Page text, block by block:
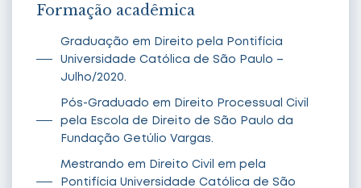
Formação acadêmica
Graduação em Direito pela Pontifícia
Universidade Católica de São Paulo –
Julho/2020.
Pós-Graduado em Direito Processual Civil
pela Escola de Direito de São Paulo da
Fundação Getúlio Vargas.
Mestrando em Direito Civil em pela
Pontifícia Universidade Católica de São